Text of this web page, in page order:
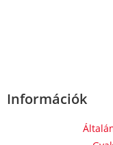
Információk